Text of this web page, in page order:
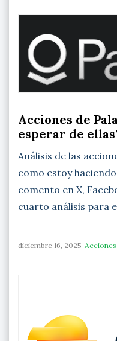
Acciones de
esperar de
Análisis de las
como estoy
comento en X,
cuarto análisis para
diciembre 16, 2025 Acciones